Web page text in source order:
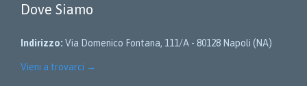
Dove Siamo
Indirizzo: Via Domenico Fontana, 111/A - 80128 Napoli (NA)
Vieni a trovarci →